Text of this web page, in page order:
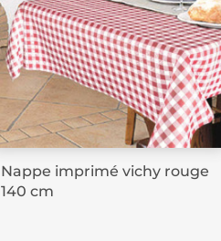
Nappe imprimé vichy rouge
140 cm